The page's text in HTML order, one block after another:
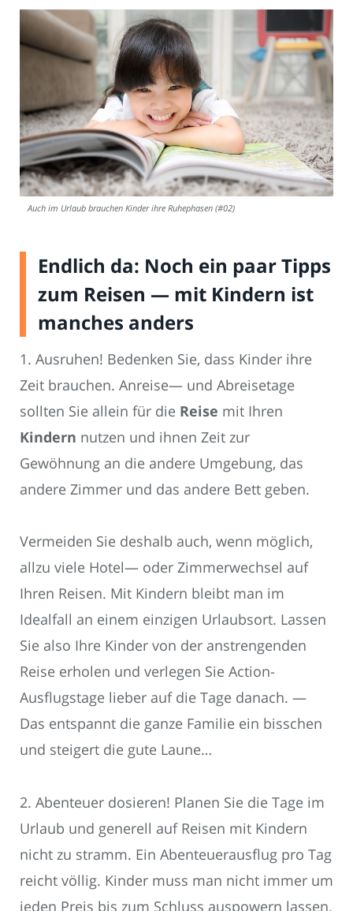
Auch im Urlaub brauchen Kinder ihre Ruhephasen (#02)
Endlich da: Noch ein paar Tipps
zum Reisen — mit Kindern ist
manches anders
1. Ausruhen! Bedenken Sie, dass Kinder ihre
Zeit brauchen. Anreise— und Abreisetage
sollten Sie allein für die Reise mit Ihren
Kindern nutzen und ihnen Zeit zur
Gewöhnung an die andere Umgebung, das
andere Zimmer und das andere Bett geben.
Vermeiden Sie deshalb auch, wenn möglich,
allzu viele Hotel— oder Zimmerwechsel auf
Ihren Reisen. Mit Kindern bleibt man im
Idealfall an einem einzigen Urlaubsort. Lassen
Sie also Ihre Kinder von der anstrengenden
Reise erholen und verlegen Sie Action-
Ausflugstage lieber auf die Tage danach. —
Das entspannt die ganze Familie ein bisschen
und steigert die gute Laune…
2. Abenteuer dosieren! Planen Sie die Tage im
Urlaub und generell auf Reisen mit Kindern
nicht zu stramm. Ein Abenteuerausflug pro Tag
reicht völlig. Kinder muss man nicht immer um
jeden Preis bis zum Schluss auspowern lassen.